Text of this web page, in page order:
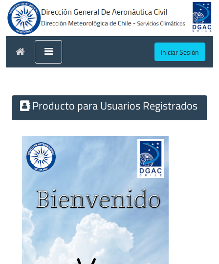
Iniciar Sesión
Producto para Usuarios Registrados